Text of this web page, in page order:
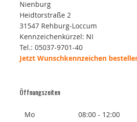
Nienburg
Heidtorstraße 2
31547 Rehburg-Loccum
Kennzeichenkürzel: NI
Tel.: 05037-9701-40
Jetzt Wunschkennzeichen
Öffnungszeiten
Mo
08:00 - 12:00